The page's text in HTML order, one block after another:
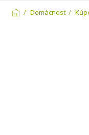
Domácnosť